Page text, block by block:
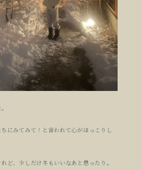
にみてみて！と言われて心がほっこりし
ど、少しだけ冬もいいなあと思ったり。